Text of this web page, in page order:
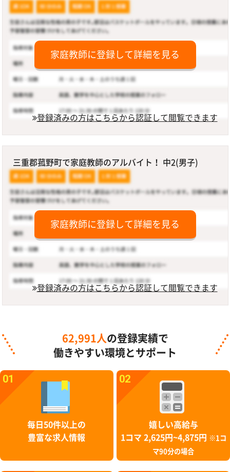
家庭教師に登録して詳細を見る
登録済みの方はこちらから認証して閲覧できます
三重郡菰野町で家庭教師のアルバイト！ 中2(男子)
家庭教師に登録して詳細を見る
登録済みの方はこちらから認証して閲覧できます
62,991人 の登録実績で
働きやすい環境とサポート
01
毎日50件以上の
豊富な求人情報
02
嬉しい高給与
1コマ 2,625円~4,875円
※1コ
マ90分の場合